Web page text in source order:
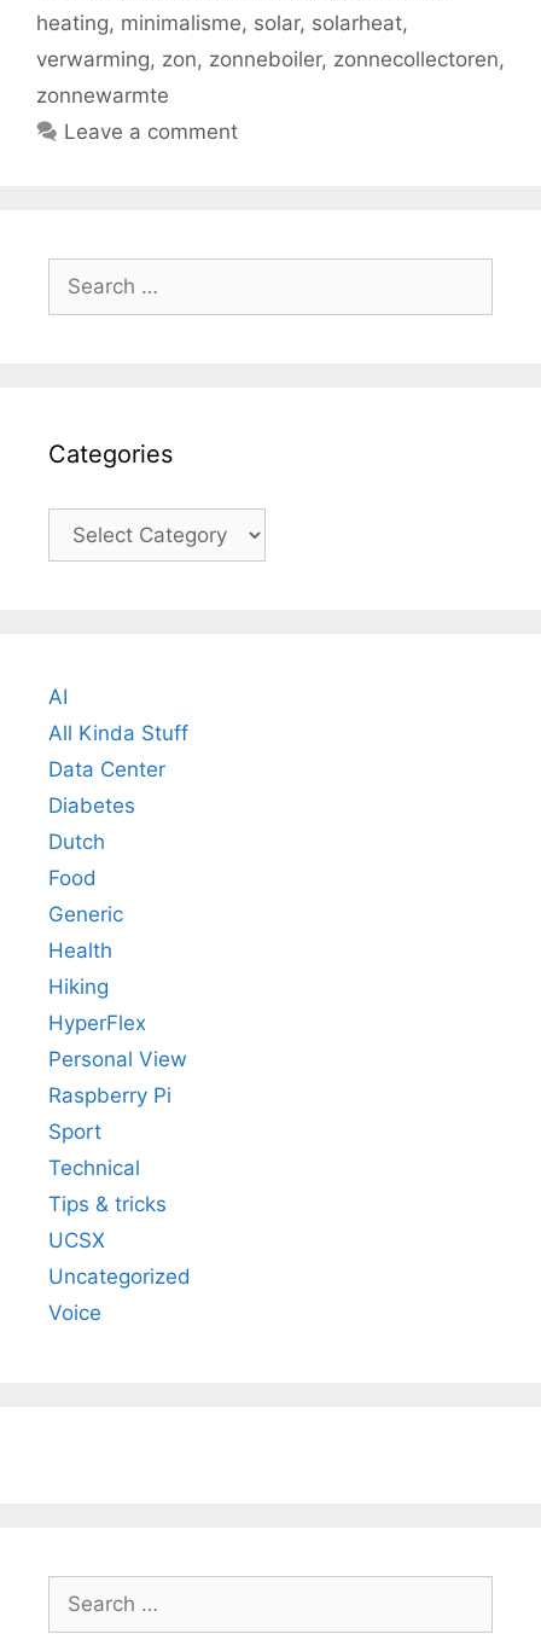
heating, minimalisme, solar, solarheat,
verwarming, zon, zonneboiler, zonnecollectoren,
zonnewarmte
Leave a comment
for:
Categories
Categories
AI
All Kinda Stuff
Data Center
Diabetes
Dutch
Food
Generic
Health
Hiking
HyperFlex
Personal View
Raspberry Pi
Sport
Technical
Tips & tricks
UCSX
Uncategorized
Voice
for: